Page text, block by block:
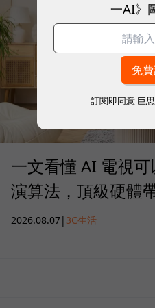
一文看懂 AI 電視
演算法，頂級硬體
2026.08.07| 3C生活
一AI》
訂閱即同意 巨